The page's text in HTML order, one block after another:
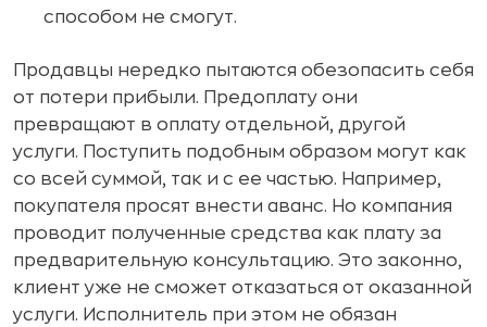
способом не смогут.
Продавцы нередко пытаются обезопасить себя
от потери прибыли. Предоплату они
превращают в оплату отдельной, другой
услуги. Поступить подобным образом могут как
со всей суммой, так и с ее частью. Например,
покупателя просят внести аванс. Но компания
проводит полученные средства как плату за
предварительную консультацию. Это законно,
клиент уже не сможет отказаться от оказанной
услуги. Исполнитель при этом не обязан